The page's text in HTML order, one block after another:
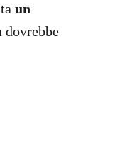
un
dovrebbe